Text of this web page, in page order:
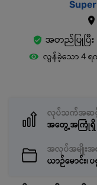
အတည်ပြုပြီး
လွန်ခဲ့သော 4
လုပ်သက်အဆ
အတွေ့အကြုံရှိ
အလုပ်အမျိုးအ
ယာဉ်မောင်း၊